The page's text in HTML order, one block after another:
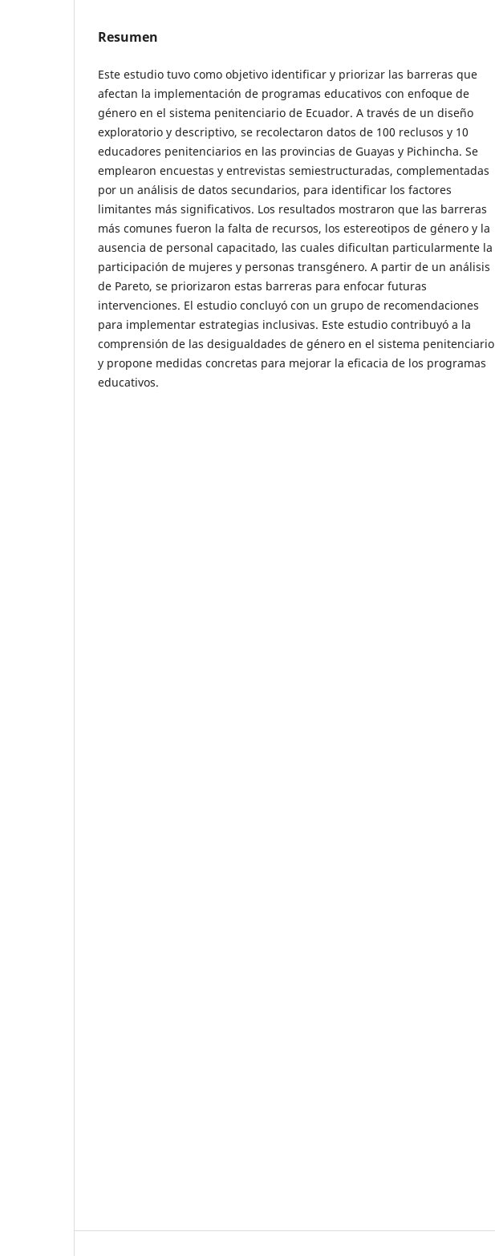
Resumen
Este estudio tuvo como objetivo identificar y priorizar las barreras que
afectan la implementación de programas educativos con enfoque de
género en el sistema penitenciario de Ecuador. A través de un diseño
exploratorio y descriptivo, se recolectaron datos de 100 reclusos y 10
educadores penitenciarios en las provincias de Guayas y Pichincha. Se
emplearon encuestas y entrevistas semiestructuradas, complementadas
por un análisis de datos secundarios, para identificar los factores
limitantes más significativos. Los resultados mostraron que las barreras
más comunes fueron la falta de recursos, los estereotipos de género y la
ausencia de personal capacitado, las cuales dificultan particularmente la
participación de mujeres y personas transgénero. A partir de un análisis
de Pareto, se priorizaron estas barreras para enfocar futuras
intervenciones. El estudio concluyó con un grupo de recomendaciones
para implementar estrategias inclusivas. Este estudio contribuyó a la
comprensión de las desigualdades de género en el sistema penitenciario
y propone medidas concretas para mejorar la eficacia de los programas
educativos.